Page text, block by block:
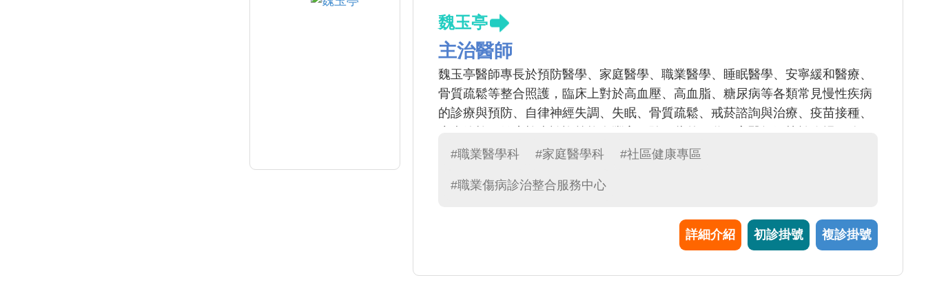
魏玉亭
主治醫師
魏玉亭醫師專長於預防醫學、家庭醫學、職業醫學、睡眠醫學、安寧緩和醫療、
骨質疏鬆等整合照護，臨床上對於高血壓、高血脂、糖尿病等各類常見慢性疾病
的診療與預防、自律神經失調、失眠、骨質疏鬆、戒菸諮詢與治療、疫苗接種、
致力提升職場之安全、衛生與健康管理，積極推動勞工全人健康照護。
#職業醫學科 #家庭醫學科 #社區健康專區
#職業傷病診治整合服務中心
詳細介紹 初診掛號 複診掛號